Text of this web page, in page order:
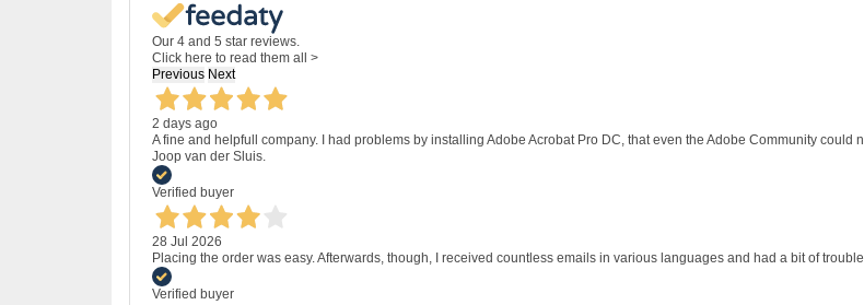
Our 4 and 5 star reviews.
Click here to read them all >
Previous Next
2 days ago
A fine and helpfull company. I had problems by installing Adobe Acrobat Pro DC, that even the Adobe Community
Joop van der Sluis.
Verified buyer
28 Jul 2026
Placing the order was easy. Afterwards, though, I received countless emails in various languages and had a bit of
Verified buyer